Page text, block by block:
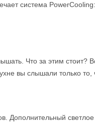
система
Что за этим стоит?
вы слышали только то,
Дополнительный